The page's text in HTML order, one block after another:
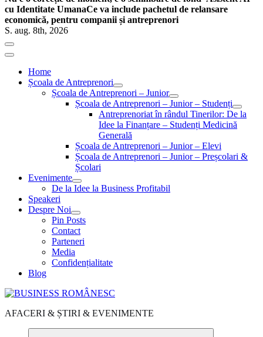
cu Identitate UmanaCe va include pachetul de relansare
economică, pentru companii și antreprenori
S. aug. 8th, 2026
Home
Școala de Antreprenori
Școala de Antreprenori – Junior
Școala de Antreprenori – Junior – Studenți
Antreprenoriat în rândul Tinerilor: De la
Idee la Finanțare – Studenți Medicină
Generală
Școala de Antreprenori – Junior – Elevi
Școala de Antreprenori – Junior – Preșcolari &
Școlari
Evenimente
De la Idee la Business Profitabil
Speakeri
Despre Noi
Pin Posts
Contact
Parteneri
Media
Confidențialitate
Blog
AFACERI & ȘTIRI & EVENIMENTE